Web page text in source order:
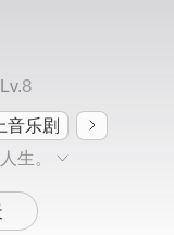
Lv.8
音乐剧
生。